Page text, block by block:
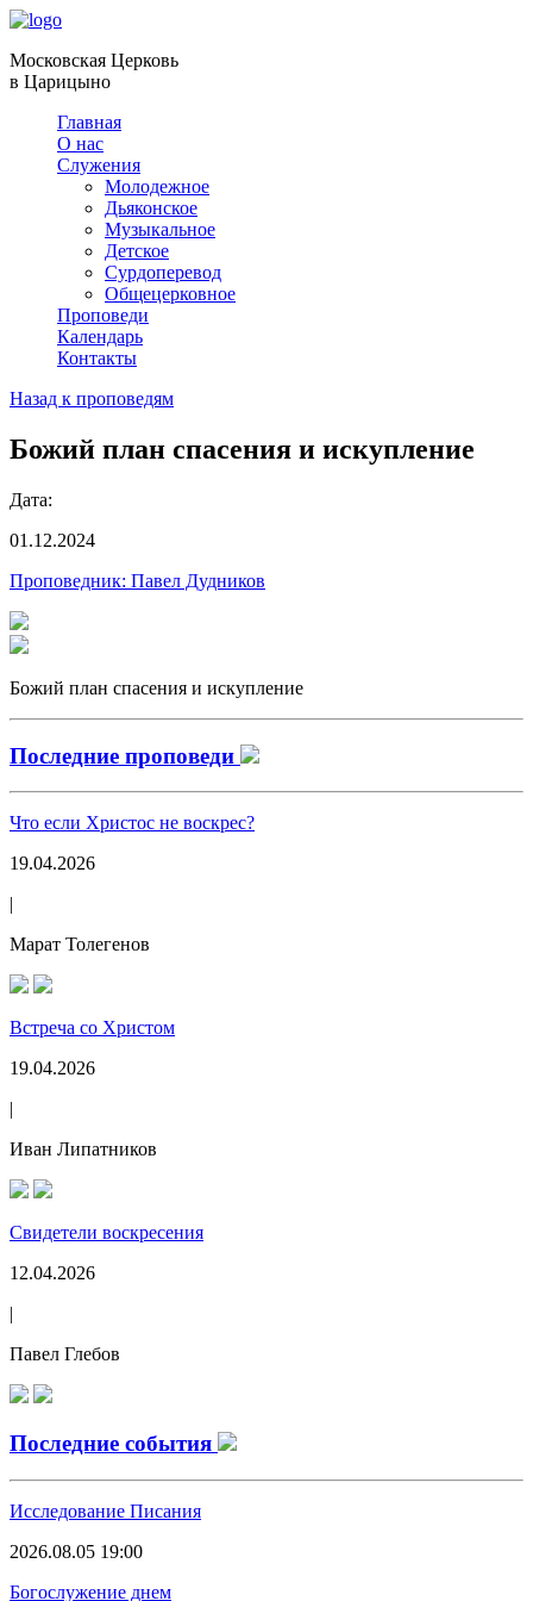
Московская Церковь
в Царицыно
Главная
О нас
Служения
Молодежное
Дьяконское
Музыкальное
Детское
Сурдоперевод
Общецерковное
Проповеди
Календарь
Контакты
Назад к проповедям
Божий план спасения и искупление
Дата:
01.12.2024
Проповедник: Павел Дудников
Божий план спасения и искупление
Последние проповеди
Что если Христос не воскрес?
19.04.2026
|
Марат Толегенов
Встреча со Христом
19.04.2026
|
Иван Липатников
Свидетели воскресения
12.04.2026
|
Павел Глебов
Последние события
Исследование Писания
2026.08.05 19:00
Богослужение днем